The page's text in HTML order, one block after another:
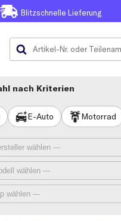
Blitzschnelle Lieferung
nach Kriterien
E-Auto Motorrad